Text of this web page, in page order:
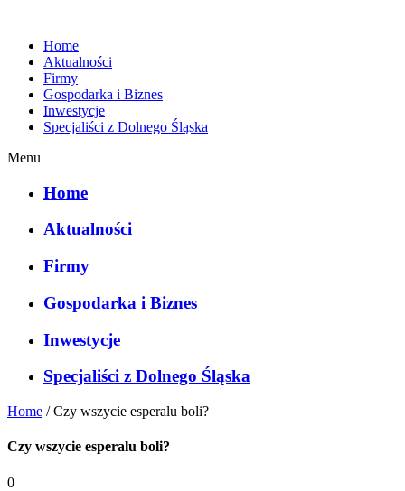
Home
Aktualności
Firmy
Gospodarka i Biznes
Inwestycje
Specjaliści z Dolnego Śląska
Menu
Home
Aktualności
Firmy
Gospodarka i Biznes
Inwestycje
Specjaliści z Dolnego Śląska
Home /Czy wszycie esperalu boli?
Czy wszycie esperalu boli?
0